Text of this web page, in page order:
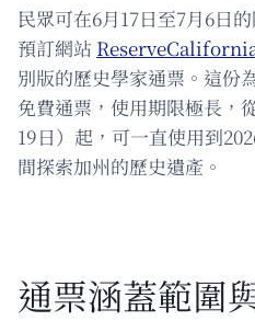
民眾可在6月17日至7月6日
預訂網站
別版的歷史學家通票。這份
免費通票，使用期限極長，
19日）起，可一直使用到
間探索加州的歷史遺產。
通票涵蓋範圍